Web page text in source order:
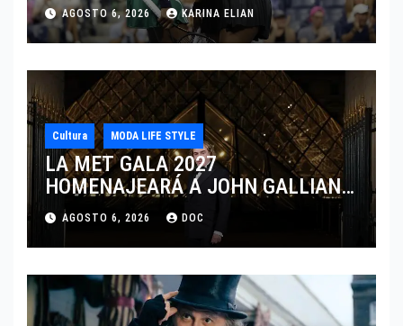
CINCINNATI 2026
AGOSTO 6, 2026 KARINA ELIAN
Cultura MODA LIFE STYLE
LA MET GALA 2027
HOMENAJEARÁ A JOHN GALLIANO
MARCANDO EL REGRESO DEL REY
DEL DRAMATISMO
AGOSTO 6, 2026 DOC